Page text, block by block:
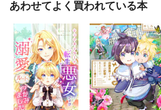
あわせてよく買われている本